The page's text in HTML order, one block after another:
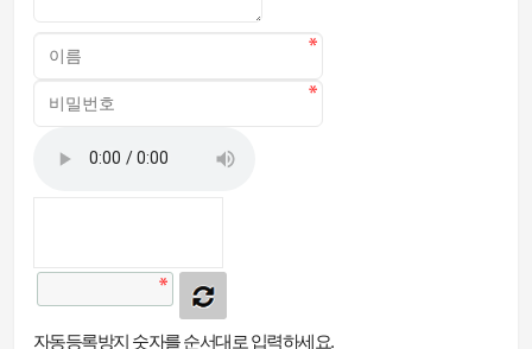
자동등록방지 숫자를 순서대로 입력하세요.